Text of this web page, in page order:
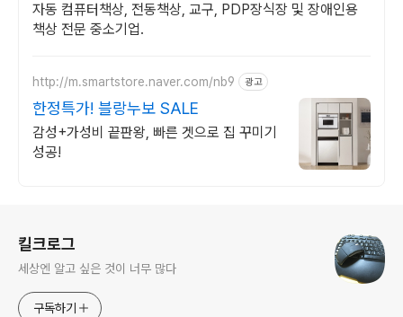
자동 컴퓨터책상, 전동책상, 교구, PDP장식장 및 장애인용
책상 전문 중소기업.
http://m.smartstore.naver.com/nb9 광고
한정특가! 블랑누보 SALE
감성+가성비 끝판왕, 빠른 겟으로 집 꾸미기
성공!
킬크로그
세상엔 알고 싶은 것이 너무 많다
구독하기